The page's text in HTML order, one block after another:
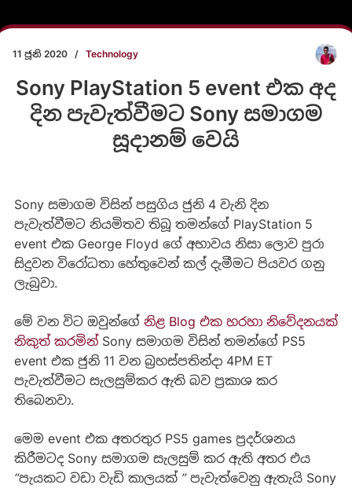
11 ජූනි 2020 / Technology
Sony PlayStation 5 event එක අද
දින පැවැත්වීමට Sony සමාගම
සූදානම් වෙයි
Sony සමාගම විසින් පසුගිය ජුනි 4 වැනි දින
පැවැත්වීමට නියමිතව තිබූ තමන්ගේ PlayStation 5
event එක George Floyd ගේ අභාවය නිසා ලොව පුරා
සිදුවන විරෝධතා හේතුවෙන් කල් දැමීමට පියවර ගනු
ලැබුවා.
මේ වන විට ඔවුන්ගේ නිළ Blog එක හරහා නිවේදනයක්
නිකුත් කරමින්Sony සමාගම විසින් තමන්ගේ PS5
event එක ජුනි 11 වන බ්‍රහස්පතින්දා 4PM ET
පැවැත්වීමට සැලසුම්කර ඇති බව ප්‍රකාශ කර
තිබෙනවා.
මෙම event එක අතරතුර PS5 games ප්‍රදර්ශනය
කිරීමටද Sony සමාගම සැලසුම් කර ඇති අතර එය
“පැයකට වඩා වැඩි කාලයක් ”පැවැත්වෙනු ඇතැයි Sony